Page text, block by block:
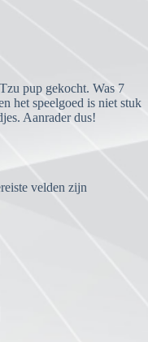
pup gekocht. Was 7
het speelgoed is niet stuk
Aanrader dus!
velden zijn